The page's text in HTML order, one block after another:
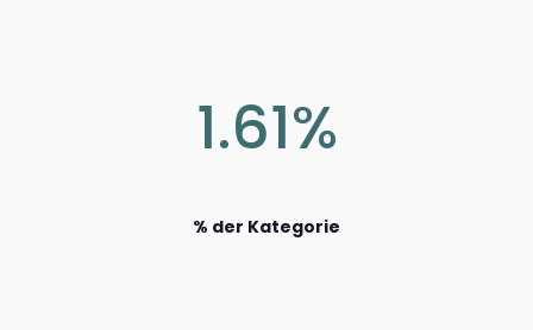
1.61%
% der Kategorie